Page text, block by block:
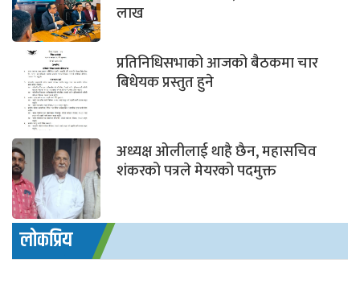
लाख
प्रतिनिधिसभाको आजको बैठकमा चार
बिधेयक प्रस्तुत हुने
अध्यक्ष ओलीलाई थाहै छैन, महासचिव
शंकरको पत्रले मेयरको पदमुक्त
लोकप्रिय